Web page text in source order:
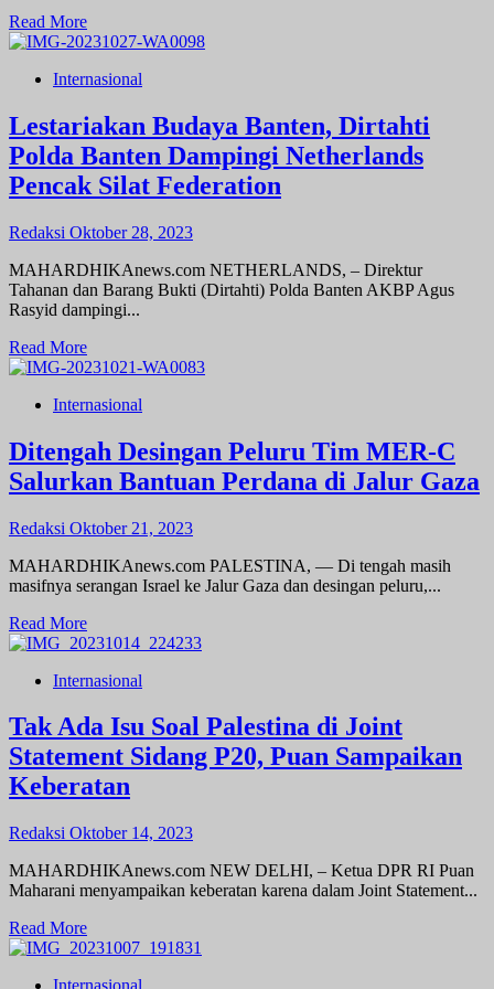
Read MoreRead
more
Ketua
DMI
M.
Jusuf
Kalla,
Serukan
Nazilah
Dukungan
Terhadap
Perjuangan
Palestina
Internasional
Lestariakan Budaya Banten, Dirtahti
Polda Banten Dampingi Netherlands
Pencak Silat Federation
Redaksi Oktober 28, 2023
MAHARDHIKAnews.com NETHERLANDS, – Direktur
Tahanan dan Barang Bukti (Dirtahti) Polda Banten AKBP Agus
Rasyid dampingi...
Read MoreRead
more
Lestariakan
Banten,
Dirtahti
Polda
Dampingi
Pencak
Silat
Internasional
Ditengah Desingan Peluru Tim MER-C
Salurkan Bantuan Perdana di Jalur Gaza
Redaksi Oktober 21, 2023
MAHARDHIKAnews.com PALESTINA, — Di tengah masih
masifnya serangan Israel ke Jalur Gaza dan desingan peluru,...
Read MoreRead
more
Ditengah
Peluru
Tim
MER-
C
Salurkan
Perdana
di
Jalur
Gaza
Internasional
Tak Ada Isu Soal Palestina di Joint
Statement Sidang P20, Puan Sampaikan
Keberatan
Redaksi Oktober 14, 2023
MAHARDHIKAnews.com NEW DELHI, – Ketua DPR RI Puan
Maharani menyampaikan keberatan karena dalam Joint Statement...
Read MoreRead
more